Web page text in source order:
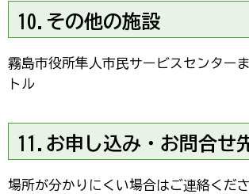
10.その他の施設
霧島市役所隼人市民サービスセンター
トル
11.お申し込み・お問合せ
場所が分かりにくい場合はご連絡くだ